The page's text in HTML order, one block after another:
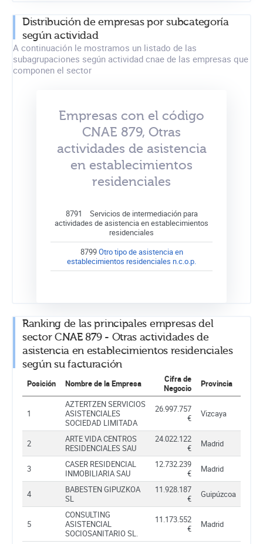
Distribución de empresas por subcategoría
según actividad
A continuación le mostramos un listado de las
subagrupaciones según actividad cnae de las empresas que
componen el sector
Empresas con el código
CNAE 879, Otras
actividades de asistencia
en establecimientos
residenciales
8791
Servicios de intermediación para
actividades de asistencia en establecimientos
residenciales
8799Otro tipo de asistencia en
establecimientos residenciales n.c.o.p.
Ranking de las principales empresas del
sector CNAE 879 - Otras actividades de
asistencia en establecimientos residenciales
según su facturación
Posición Nombre de la Empresa
Cifra de
Negocio
Provincia
1
AZTERTZEN SERVICIOS
ASISTENCIALES
SOCIEDAD LIMITADA
26.997.757
€
Vizcaya
2
ARTE VIDA CENTROS
RESIDENCIALES SAU
24.022.122
€
Madrid
3
CASER RESIDENCIAL
INMOBILIARIA SAU
12.732.239
€
Madrid
4
BABESTEN GIPUZKOA
SL
11.928.187
€
Guipúzcoa
5
CONSULTING
ASISTENCIAL
SOCIOSANITARIO SL.
11.173.552
€
Madrid